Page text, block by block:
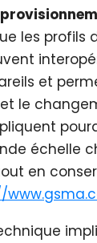
les profils
et
le
échelle
en